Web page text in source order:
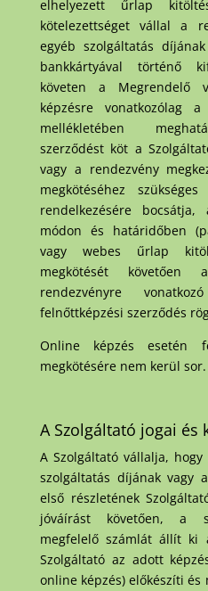
elhelyezett űrlap
kötelezettséget vállal a
egyéb szolgáltatás
bankkártyával történő
követen a Megrendelő
képzésre vonatkozólag
mellékletében
szerződést köt a
vagy a rendezvény
megkötéséhez
rendelkezésére
módon és határidőben
vagy webes űrlap
megkötését
rendezvényre
felnőttképzési szerződés
Online képzés esetén
megkötésére nem kerül sor.
A Szolgáltató jogai
A Szolgáltató vállalja,
szolgáltatás díjának vagy
első részletének
jóváírást követően, a
megfelelő számlát állít ki
Szolgáltató az adott
online képzés) előkészíti